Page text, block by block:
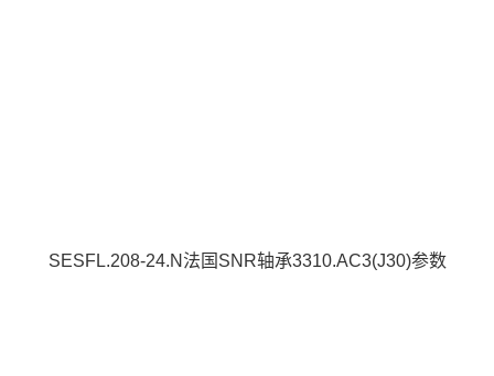
SESFL.208-24.N法国SNR轴承3310.AC3(J30)参数